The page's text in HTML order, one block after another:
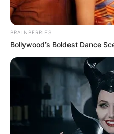
BRAINBERRIES
Bollywood’s Boldest Dance